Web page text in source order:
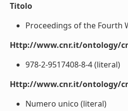
Titolo
Proceedings of the Fourth
Http://www.cnr.it/ontology/
978-2-9517408-8-4 (literal)
Http://www.cnr.it/ontology/
Numero unico (literal)